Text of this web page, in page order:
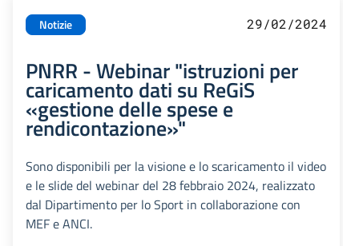
Notizie 29/02/2024
PNRR - Webinar "istruzioni per
caricamento dati su ReGiS
«gestione delle spese e
rendicontazione»"
Sono disponibili per la visione e lo scaricamento il video
e le slide del webinar del 28 febbraio 2024, realizzato
dal Dipartimento per lo Sport in collaborazione con
MEF e ANCI.